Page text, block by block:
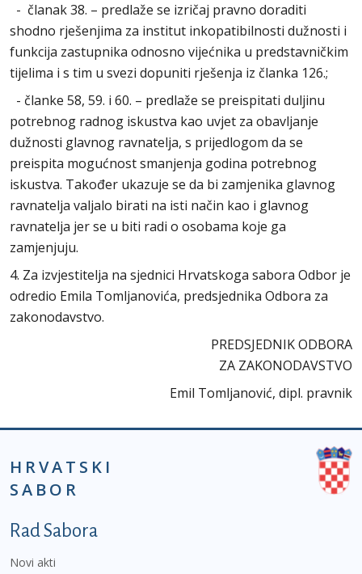
- članak 38. – predlaže se izričaj pravno doraditi
shodno rješenjima za institut inkopatibilnosti dužnosti i
funkcija zastupnika odnosno vijećnika u predstavničkim
tijelima i s tim u svezi dopuniti rješenja iz članka 126.;
- članke 58, 59. i 60. – predlaže se preispitati duljinu
potrebnog radnog iskustva kao uvjet za obavljanje
dužnosti glavnog ravnatelja, s prijedlogom da se
preispita mogućnost smanjenja godina potrebnog
iskustva. Također ukazuje se da bi zamjenika glavnog
ravnatelja valjalo birati na isti način kao i glavnog
ravnatelja jer se u biti radi o osobama koje ga
zamjenjuju.
4. Za izvjestitelja na sjednici Hrvatskoga sabora Odbor je
odredio Emila Tomljanovića, predsjednika Odbora za
zakonodavstvo.
PREDSJEDNIK ODBORA
ZA ZAKONODAVSTVO
Emil Tomljanović, dipl. pravnik
HRVATSKI
SABOR
Podnožje prvi izbornik
Rad Sabora
Novi akti